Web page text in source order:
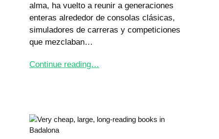
alma, ha vuelto a reunir a generaciones
enteras alrededor de consolas clásicas,
simuladores de carreras y competiciones
que mezclaban…
Continue reading…